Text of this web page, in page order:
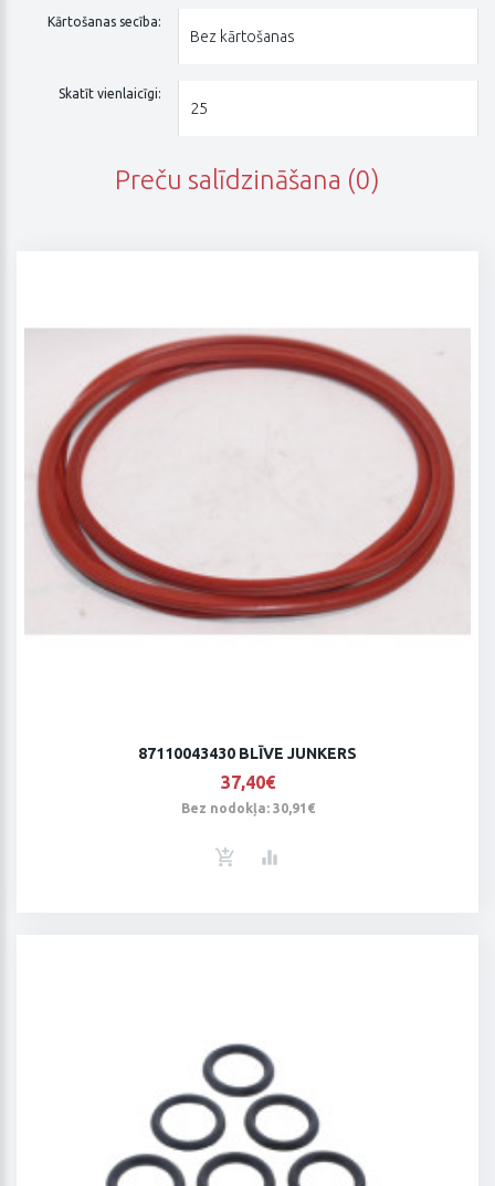
Kārtošanas secība:
Skatīt vienlaicīgi:
Preču salīdzināšana (0)
87110043430 BLĪVE JUNKERS
37,40€
Bez nodokļa: 30,91€